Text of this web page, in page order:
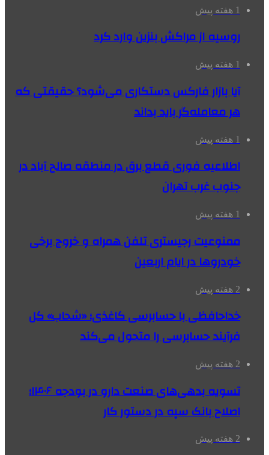
1 هفته پیش
روسیه از مراکش بنزین وارد کرد
1 هفته پیش
آیا بازار فارکس دستکاری می‌شود؟ حقیقتی که
هر معامله‌گر باید بداند
1 هفته پیش
اطلاعیه فوری قطع برق در منطقه صالح آباد در
جنوب غرب تهران
1 هفته پیش
ممنوعیت رجیستری تلفن همراه و خروج برخی
خودروها در ایام اربعین
2 هفته پیش
خداحافظی با حسابرسی کاغذی؛ «شحاب» کل
فرآیند حسابرسی را متحول می‌کند
2 هفته پیش
تسویه بدهی‌های صنعت دارو در بودجه ۱۴۰۶؛
اصلاح بانک سپه در دستور کار
2 هفته پیش